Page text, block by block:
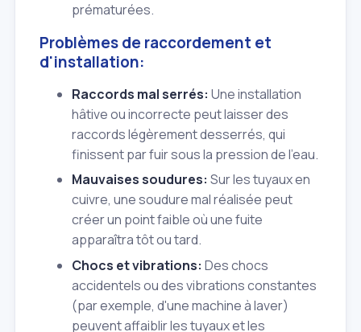
prématurées.
Problèmes de raccordement et
d'installation:
Raccords mal serrés: Une installation
hâtive ou incorrecte peut laisser des
raccords légèrement desserrés, qui
finissent par fuir sous la pression de l'eau.
Mauvaises soudures: Sur les tuyaux en
cuivre, une soudure mal réalisée peut
créer un point faible où une fuite
apparaîtra tôt ou tard.
Chocs et vibrations: Des chocs
accidentels ou des vibrations constantes
(par exemple, d'une machine à laver)
peuvent affaiblir les tuyaux et les